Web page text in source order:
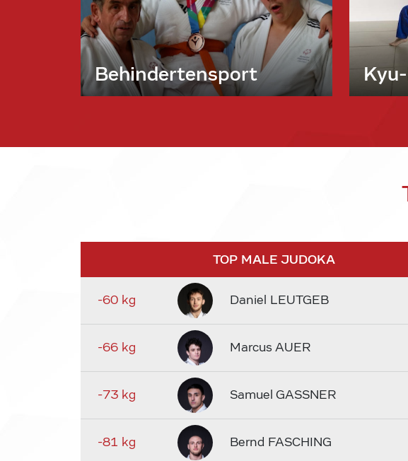
Behindertensport
TOP MALE JUDOKA
-60 kg Daniel LEUTGEB
-66 kg Marcus AUER
-73 kg Samuel GASSNER
-81 kg Bernd FASCHING